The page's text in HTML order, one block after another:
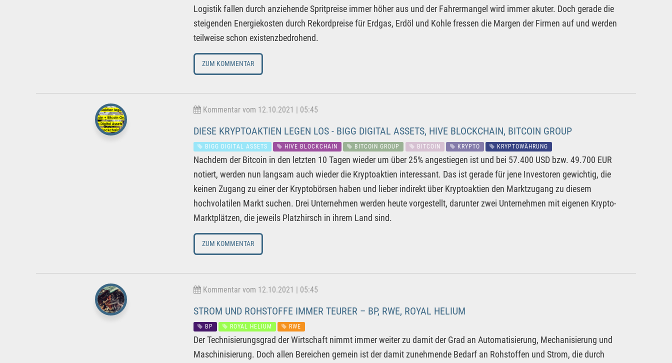
Logistik fallen durch anziehende Spritpreise immer höher aus und der Fahrermangel wird immer akuter. Doch gerade die
steigenden Energiekosten durch Rekordpreise für Erdgas, Erdöl und Kohle fressen die Margen der Firmen auf und werden
teilweise schon existenzbedrohend.
ZUM KOMMENTAR
Kommentar vom 12.10.2021 | 05:45
DIESE KRYPTOAKTIEN LEGEN LOS - BIGG DIGITAL ASSETS, HIVE BLOCKCHAIN, BITCOIN GROUP
BIGG DIGITAL ASSETS HIVE BLOCKCHAIN BITCOIN GROUP BITCOIN KRYPTO KRYPTOWÄHRUNG
Nachdem der Bitcoin in den letzten 10 Tagen wieder um über 25% angestiegen ist und bei 57.400 USD bzw. 49.700 EUR
notiert, werden nun langsam auch wieder die Kryptoaktien interessant. Das ist gerade für jene Investoren gewichtig, die
keinen Zugang zu einer der Kryptobörsen haben und lieber indirekt über Kryptoaktien den Marktzugang zu diesem
hochvolatilen Markt suchen. Drei Unternehmen werden heute vorgestellt, darunter zwei Unternehmen mit eigenen Krypto-
Marktplätzen, die jeweils Platzhirsch in ihrem Land sind.
ZUM KOMMENTAR
Kommentar vom 12.10.2021 | 05:45
STROM UND ROHSTOFFE IMMER TEURER – BP, RWE, ROYAL HELIUM
BP ROYAL HELIUM RWE
Der Technisierungsgrad der Wirtschaft nimmt immer weiter zu damit der Grad an Automatisierung, Mechanisierung und
Maschinisierung. Doch allen Bereichen gemein ist der damit zunehmende Bedarf an Rohstoffen und Strom, die durch